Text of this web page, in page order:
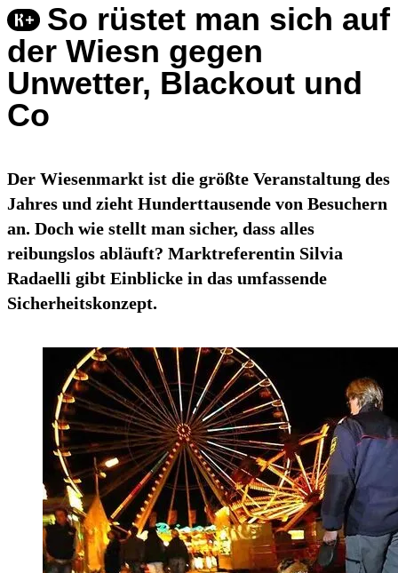
So rüstet man sich auf
der Wiesn gegen
Unwetter, Blackout und
Co
Der Wiesenmarkt ist die größte Veranstaltung des
Jahres und zieht Hunderttausende von Besuchern
an. Doch wie stellt man sicher, dass alles
reibungslos abläuft? Marktreferentin Silvia
Radaelli gibt Einblicke in das umfassende
Sicherheitskonzept.